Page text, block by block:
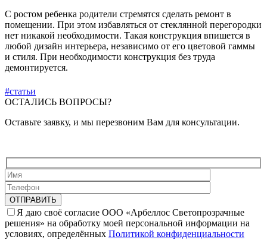
С ростом ребенка родители стремятся сделать ремонт в
помещении. При этом избавляться от стеклянной перегородки
нет никакой необходимости. Такая конструкция впишется в
любой дизайн интерьера, независимо от его цветовой гаммы
и стиля. При необходимости конструкция без труда
демонтируется.
#статьи
ОСТАЛИСЬ ВОПРОСЫ?
Оставьте заявку, и мы перезвоним Вам для консультации.
Я даю своё согласие ООО «Арбеллос Светопрозрачные
решения» на обработку моей персональной информации на
условиях, определённых Политикой конфиденциальности